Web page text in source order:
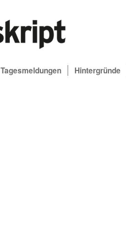
Tagesmeldungen Hintergründe